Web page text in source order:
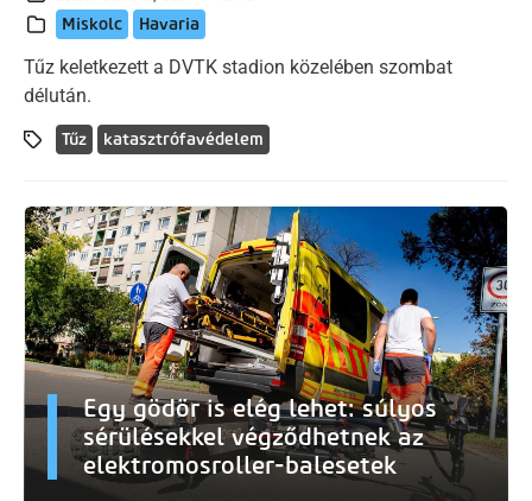
Miskolc Havaria
Tűz keletkezett a DVTK stadion közelében szombat
délután.
Tűz katasztrófavédelem
Egy gödör is elég lehet: súlyos
sérülésekkel végződhetnek az
elektromosroller-balesetek